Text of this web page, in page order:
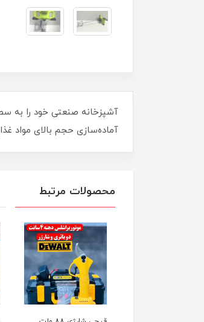
آماده‌سازی حجم بالای مواد
محصولات مرتبط